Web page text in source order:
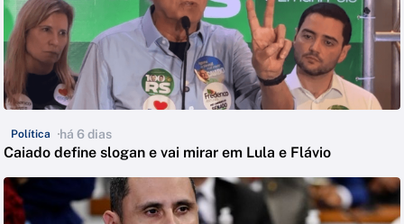
Política há 6 dias
Caiado define slogan e vai mirar em Lula e Flávio